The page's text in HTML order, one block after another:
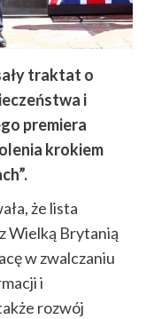
traktat o
i
premiera
krokiem
że lista
Wielką Brytanią
w zwalczaniu
i
rozwój